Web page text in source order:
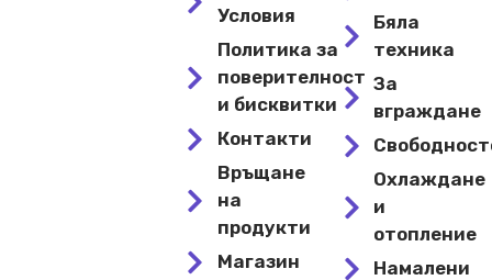
Условия
Политика за
поверителност
и бисквитки
Контакти
Връщане
на
продукти
Магазин
Бяла
техника
За
вграждане
Охлаждане
и
отопление
Намалени